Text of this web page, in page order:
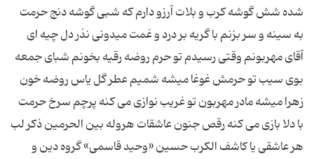
شده شش گوشه کرب و بلات آرزو دارم که شبی گوشه دنج حرمت
به سینه و سر بزنم با گریه بر درد و غمت میدونی نذر دل چیه ای
آقای مهربونم وقتی رسیدم تو حرم روضه رقیه بخونم شبای جمعه
بوی سیب تو حرمش غوغا میشه شمیم عطر گل یاس روضه خون
زهرا میشه مادر مهربون تو غریب نوازی می کنه پرچم سرخ حرمت
با دلا بازی می کنه رقص جنون عاشقات هروله بین الحرمین ذکر لب
هر عاشقی یا کاشف الکرب حسین «وحید قاسمی» گروه دین و